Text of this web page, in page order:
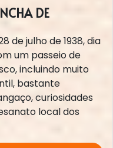
DE
de julho de 1938, dia
um passeio de
incluindo muito
bastante
curiosidades
local dos